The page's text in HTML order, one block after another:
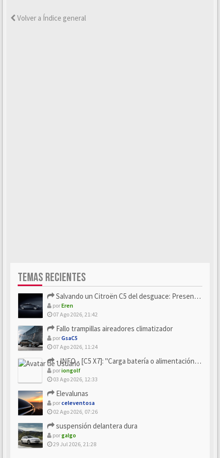
Volver a Índice general
TEMAS RECIENTES
Salvando un Citroën C5 del desguace: Presentación y seguimiento
porEren
07 Ago 2026, 21:42
Fallo trampillas aireadores climatizador
porGsaC5
07 Ago 2026, 11:24
- INFO - [C5 X7]: "Carga batería o alimentación eléctri...
poriongolf
03 Ago 2026, 12:33
Elevalunas
porceleventosa
02 Ago 2026, 07:26
suspensión delantera dura
porgalgo
29 Jul 2026, 21:28